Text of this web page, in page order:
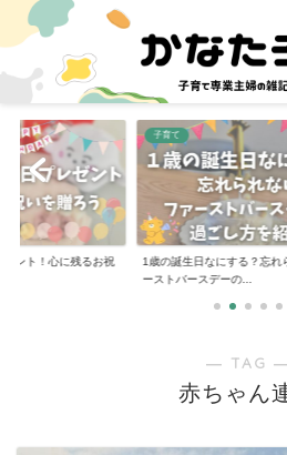
ント！心に残るお祝
子育て
1歳の誕生日なにする？忘れ
ーストバースデーの...
― TAG
赤ちゃん